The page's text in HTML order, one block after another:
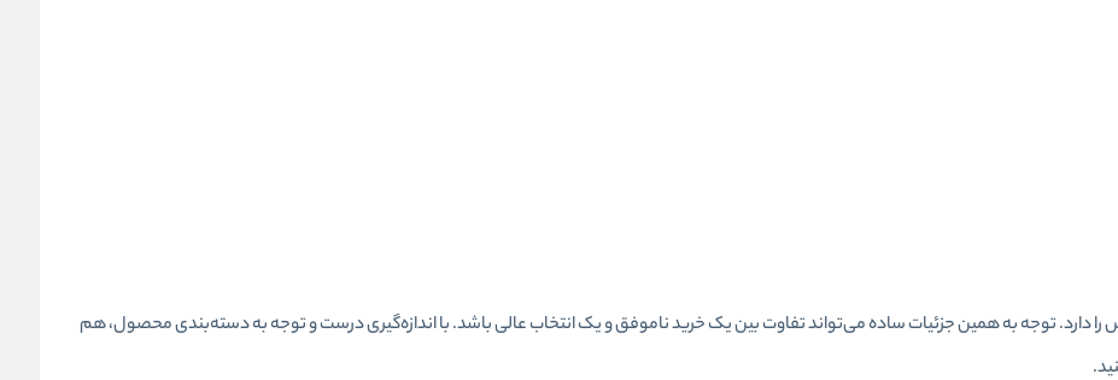
دارد. توجه به همین جزئیات ساده می‌تواند تفاوت بین یک خرید ناموفق و یک انتخاب عالی باشد. با اندازه‌گیری درست و توجه به دسته‌بندی محصول، هم